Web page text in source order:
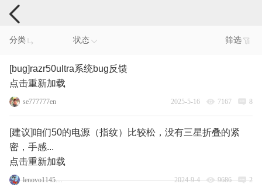
手机反馈
分类 状态 筛选
[bug]razr50ultra系统bug反馈
点击重新加载
se777777en 2025-5-16 7167 8
[建议]咱们50的电源（指纹）比较松，没有三星折叠的紧
密，手感...
点击重新加载
lenovo114583986 2024-9-4 9686 2